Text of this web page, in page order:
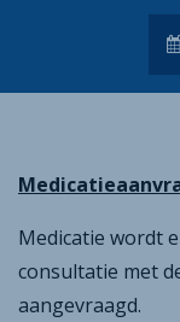
Medicatie wordt
consultatie met
aangevraagd.